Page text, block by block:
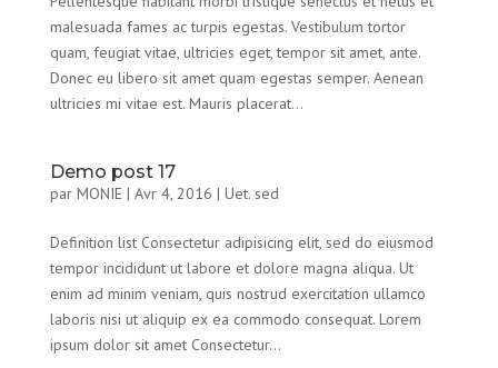
malesuada fames ac turpis egestas. Vestibulum tortor
quam, feugiat vitae, ultricies eget, tempor sit amet, ante.
Donec eu libero sit amet quam egestas semper. Aenean
ultricies mi vitae est. Mauris placerat...
Demo post 17
par MONIE | Avr 4, 2016 | Uet. sed
Definition list Consectetur adipisicing elit, sed do eiusmod
tempor incididunt ut labore et dolore magna aliqua. Ut
enim ad minim veniam, quis nostrud exercitation ullamco
laboris nisi ut aliquip ex ea commodo consequat. Lorem
ipsum dolor sit amet Consectetur...